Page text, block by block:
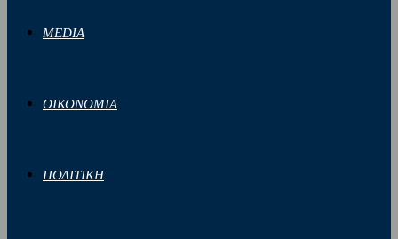
MEDIA
ΟΙΚΟΝΟΜΙΑ
ΠΟΛΙΤΙΚΗ